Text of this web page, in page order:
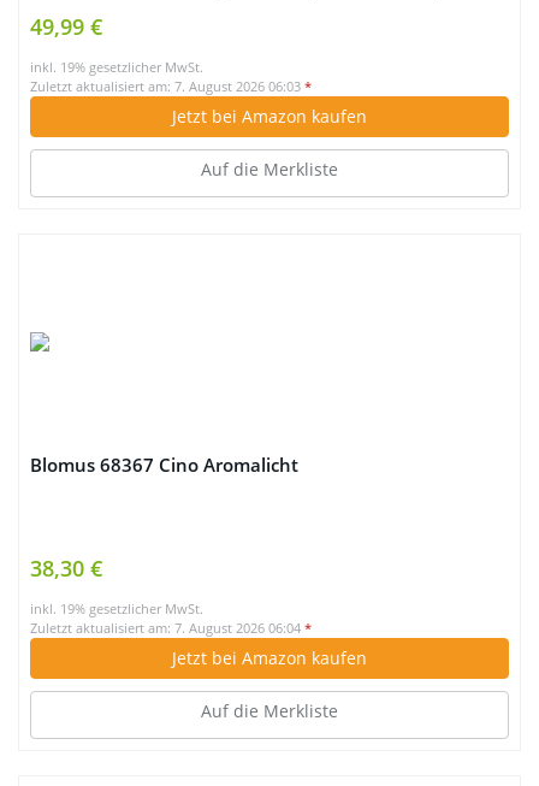
Schlafzimmer Baby Kinderzimmer Hotel(Walnuss)
49,99 €
inkl. 19% gesetzlicher MwSt.
Zuletzt aktualisiert am: 7. August 2026 06:03 *
Jetzt bei Amazon kaufen
Auf die Merkliste
Blomus 68367 Cino Aromalicht
38,30 €
inkl. 19% gesetzlicher MwSt.
Zuletzt aktualisiert am: 7. August 2026 06:04 *
Jetzt bei Amazon kaufen
Auf die Merkliste